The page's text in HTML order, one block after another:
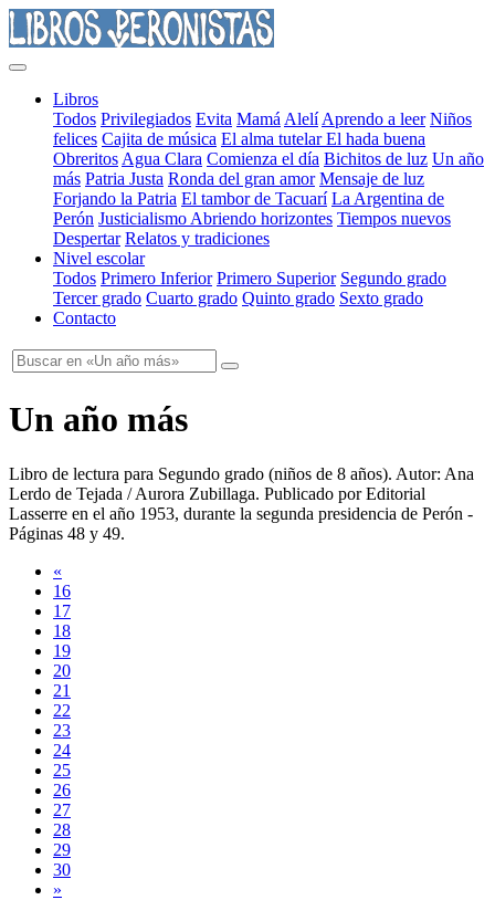
Libros
Todos Privilegiados Evita Mamá Alelí Aprendo a leer Niños
felices Cajita de música El alma tutelarEl hada buena
Obreritos Agua Clara Comienza el día Bichitos de luz Un año
más Patria Justa Ronda del gran amor Mensaje de luz
Forjando la Patria El tambor de Tacuarí La Argentina de
Perón Justicialismo Abriendo horizontes Tiempos nuevos
Despertar Relatos y tradiciones
Nivel escolar
Todos Primero Inferior Primero Superior Segundo grado
Tercer grado Cuarto grado Quinto grado Sexto grado
Contacto
Un año más
Libro de lectura para Segundo grado (niños de 8 años). Autor: Ana
Lerdo de Tejada / Aurora Zubillaga. Publicado porEditorial
Lasserre en el año 1953, durante la segunda presidencia de Perón -
Páginas 48 y 49.
«
16
17
18
19
20
21
22
23
24
25
26
27
28
29
30
»